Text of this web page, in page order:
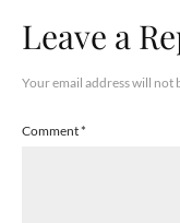
Leave a
Your email address will not
Comment*